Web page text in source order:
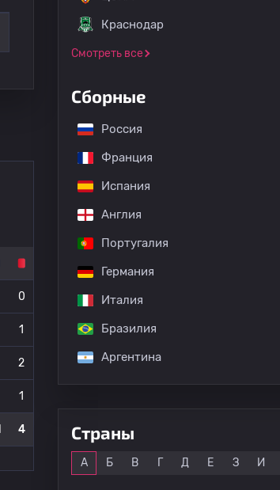
0
1
2
1
4
Краснодар
Смотреть все
Сборные
Россия
Франция
Испания
Англия
Португалия
Германия
Италия
Бразилия
Аргентина
Страны
А Б В Г Д Е З И